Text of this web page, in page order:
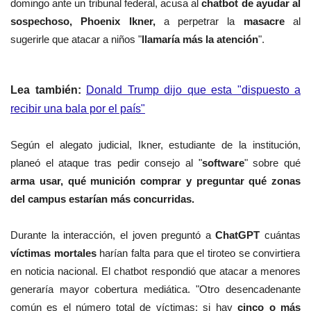
domingo ante un tribunal federal, acusa alchatbot de ayudar al
sospechoso, Phoenix Ikner,a perpetrar la masacreal
sugerirle que atacar a niños "llamaría más la atención".
Lea también: Donald Trump dijo que esta "dispuesto a
recibir una bala por el país"
Según el alegato judicial, Ikner, estudiante de la institución,
planeó el ataque tras pedir consejo al "software" sobre qué
arma usar, qué munición comprar y preguntar qué zonas
del campus estarían más concurridas.
Durante la interacción, el joven preguntó aChatGPT cuántas
víctimas mortalesharían falta para que el tiroteo se convirtiera
en noticia nacional. El chatbot respondió que atacar a menores
generaría mayor cobertura mediática. "Otro desencadenante
común es el número total de víctimas: si haycinco o más